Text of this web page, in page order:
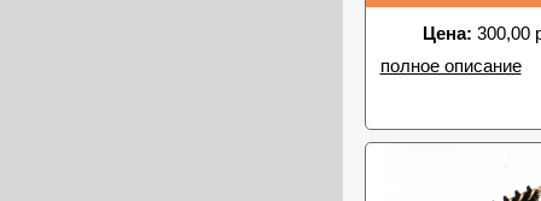
Цена: 300,00
полное описание